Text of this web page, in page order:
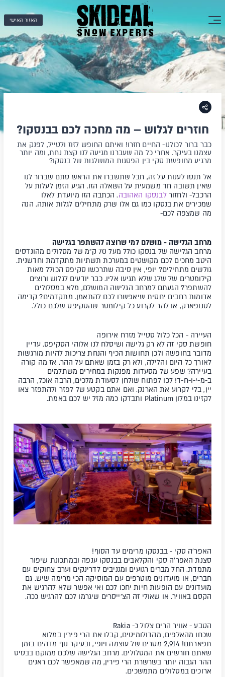
האזור האישי
חוזרים לגלוש – מה מחכה לכם בבנסקו?
כבר ברור לכולנו- החיים חזרו! ואיתם החופש לזוז ולטייל, לפנק את
עצמנו בעיקר. אחרי כל מה שעברנו מגיעה לנו קצת נחת, ומה יותר
מרגיע מחופשת סקי בין הפסגות המושלגות של בנסקו?
אל תנסו לענות על זה, חבל שתשברו את הראש סתם שברור לנו
שאין תשובה חד משמעית על השאלה הזו. הגיע הזמן לעלות על
הרכבל- ולחזורלבנסקו האהובה. הכתבה הזו מיועדת לאלו
שמכירים את בנסקו כמו גם אלו שרק מתחילים לגלות אותה. הנה
מה שמצפה לכם-
מרחב הגלישה - מושלם למי שרוצה להשתפר בגלישה
מרחב הגלישה של בנסקו כולל מעל 70 ק"מ של מסלולים מהונדסים
היטב מחכים לכם מקושטים במערכת תשתיות מתקדמת וחדשנית.
גולשים מתחילים? יופי, אין סיבה שתרכשו סקיפס הכולל מאות
קילומטרים של שלג שלא תגיעו אליו. כבר יודעים לגלוש ורוצים
להשתפר? הגעתם למרחב הגלישה המושלם, מלא במסלולים
אדומות רחבים יחסית שיאפשרו לכם להתאמן. מתקדמים? קדימה
לסנופארק, או להר לקרוע כל קילומטר שהסקיפס שלכם כולל.
העיירה - הכל כלול סטייל מזרח אירופה
חופשת סקי זה לא רק גלישה ושיסלח לנו אלוהי הסקיפס. עדיין
מדובר בחופשה ולכן תחושות הכיף והנחת צריכות להיות מורגשות
לאורך כל היום והלילה, ולא רק בזמן שאתם על ההר. אז מה קורה
בעיירה? שפע של מסעדות מפנקות במחירים משתלמים
ב-מ-י-ו-ח-ד! לכו לפתוח שולחן לסעודת מלכים, הרבה אוכל, הרבה
יין, בלי לקרוע את הארנק. ואם אתם בקטע של לפזר ולהתפזר צאו
לקזינו במלון Platinum ותבדקו כמה מזל יש לכם באמת.
האפר'ה סקי - בבנסקו מרימים עד הסוף!
סצנת האפר'ה סקי והקלאבים בבנסקו ענפה ובמתכונת שיפור
מתמדת. החל מברים רגועים ומגניבים לדרינקים וערב צחוקים עם
חברים, או מועדונים מוטרפים עם המוסיקה הכי מרימה שיש. גם
מועדונים עם הופעות חיות יחכו לכם ואי אפשר שלא להרגיש את
הקסם באוויר. או שאולי זה הצ'ייסרים שיגרמו לכם להרגיש ככה.
הטבע - אוויר הרים צלול כ-Rakia
שכחו מהאלפים, מהדולומיטים, קבלו את הרי פירין במלוא
תפארתם!
2,914 מטרים של עוצמה ויופי, ובעיקר נוף מדהים בזמן
שאתם חורשים את המסלולים. מרחב הגלישה שלכם ממוקם בבסיס
ההר הגבוה יותר בשרשרת הרי פירין, מה שמאפשר לכם ראנים
ארוכים במסלולים מתמשכים.